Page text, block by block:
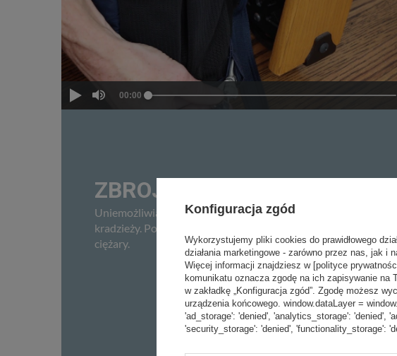
ZBROJONE STALOWĄ LINKĄ
Uniemożliwiają kradzież polegającą na ich przecięciu i ucieczce z
kradzieży. Ponadto pozwalają bezpiecznie przenosić w torbie
ciężary.
Konfiguracja zgód
Wykorzystujemy pliki cookies do prawidłowego
działania marketingowe - zarówno przez nas, jak i
Więcej informacji znajdziesz w [polityce
komunikatu oznacza zgodę na ich zapisywanie na
w zakładkę „Konfiguracja zgód”. Zgodę możesz
urządzenia końcowego. window.dataLayer =
'ad_storage': 'denied', 'analytics_storage': 'denied',
'security_storage': 'denied', 'functionality_storage':